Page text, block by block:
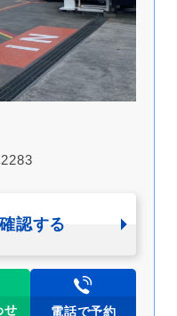
認する
せ 電話で予約